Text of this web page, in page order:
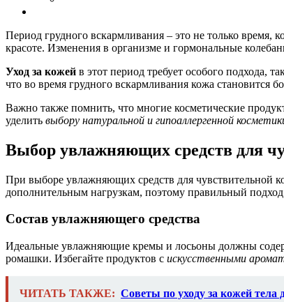
Период грудного вскармливания – это не только время,
красоте. Изменения в организме и гормональные
Уход за кожей в этот период требует особого подхода,
что во время грудного вскармливания кожа становится
Важно также помнить, что многие косметические
уделить выбору натуральной и гипоаллергенной
Выбор увлажняющих средств для
При выборе увлажняющих средств для чувствительной
дополнительным нагрузкам, поэтому правильный
Состав увлажняющего средства
Идеальные увлажняющие кремы и лосьоны должны
ромашки. Избегайте продуктов с искусственными
ЧИТАТЬ ТАКЖЕ: Советы по уходу за кожей тела